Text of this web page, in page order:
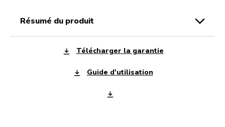
résumé du produit
Télécharger la garantie
Guide d'utilisation